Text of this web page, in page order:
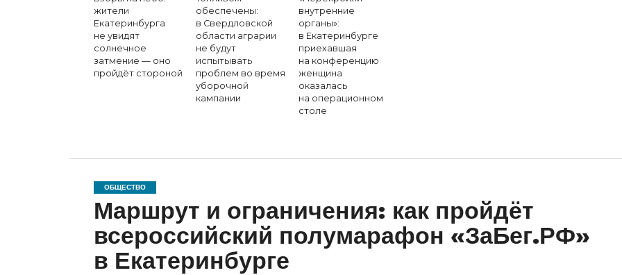
жители
Екатеринбурга
не увидят
солнечное
затмение — оно
пройдёт стороной
обеспечены:
в Свердловской
области аграрии
не будут
испытывать
проблем во время
уборочной
кампании
внутренние
органы»:
в Екатеринбурге
приехавшая
на конференцию
женщина
оказалась
на операционном
столе
ОБЩЕСТВО
Маршрут и ограничения: как пройдёт
всероссийский полумарафон «ЗаБег.РФ»
в Екатеринбурге